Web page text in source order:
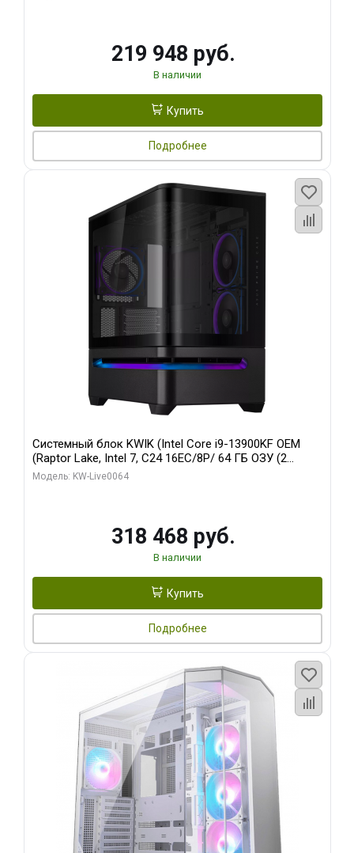
219 948 руб.
В наличии
Купить
Подробнее
Системный блок KWIK (Intel Core i9-13900KF OEM
(Raptor Lake, Intel 7, C24 16EC/8P/ 64 ГБ ОЗУ (2
модуля)/ ASUS RTX5080 PROART OC 16GB GDDR7
Модель: KW-Live0064
318 468 руб.
В наличии
Купить
Подробнее